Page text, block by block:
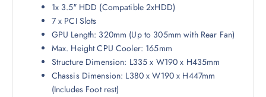
1x 3.5″ HDD (Compatible 2xHDD)
7 x PCI Slots
GPU Length: 320mm (Up to 305mm with Rear Fan)
Max. Height CPU Cooler: 165mm
Structure Dimension: L335 x W190 x H435mm
Chassis Dimension: L380 x W190 x H447mm
(Includes Foot rest)